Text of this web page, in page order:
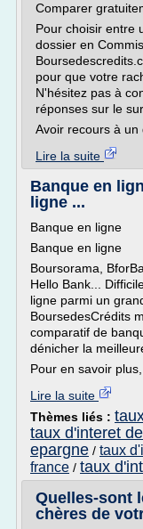
Comparer
Pour choisir entre
dossier en
pour que votre
N'hésitez pas à
réponses sur le
Avoir recours à un
Lire la suite
Banque en
ligne ...
Banque en ligne
Banque en ligne
Boursorama,
Hello Bank...
ligne parmi un
BoursedesCrédits
comparatif de
dénicher la
Pour en savoir
Lire la suite
Thèmes liés :
taux d'interet
epargne / taux
france / taux
Quelles-sont
chères de